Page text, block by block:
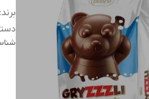
برند: